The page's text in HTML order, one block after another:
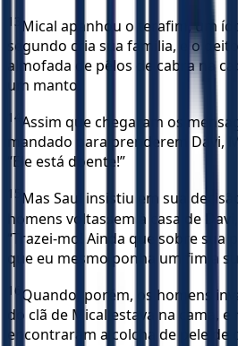
13 Mical apanhou o terafim, um
segundo cria sua família, e o
almofada de pêlos de cabra na
um manto.
14 Assim que chegaram os
mandado para prenderem Davi,
“Ele está doente!”
15 Mas Saul insistiu em sua
homens voltassem à casa de
“Trazei-mo! Ainda que sobre sua
que eu mesmo ponha um fim a
16 Quando, porém, os homens
do clã de Mical estava na cama, e
encontraram a colcha de pele de